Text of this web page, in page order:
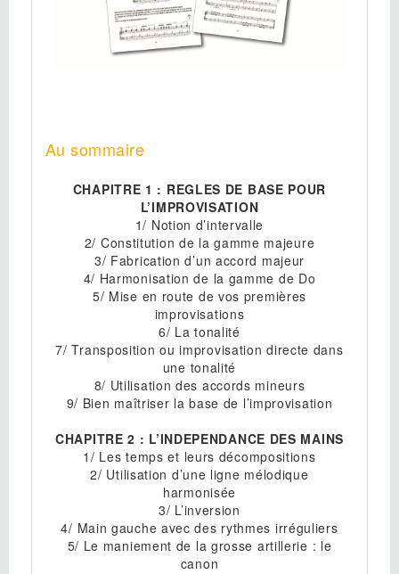
Au sommaire
CHAPITRE 1 : REGLES DE BASE POUR
L’IMPROVISATION
1/ Notion d’intervalle
2/ Constitution de la gamme majeure
3/ Fabrication d’un accord majeur
4/ Harmonisation de la gamme de Do
5/ Mise en route de vos premières
improvisations
6/ La tonalité
7/ Transposition ou improvisation directe dans
une tonalité
8/ Utilisation des accords mineurs
9/ Bien maîtriser la base de l’improvisation
CHAPITRE 2 : L’INDEPENDANCE DES MAINS
1/ Les temps et leurs décompositions
2/ Utilisation d’une ligne mélodique
harmonisée
3/ L’inversion
4/ Main gauche avec des rythmes irréguliers
5/ Le maniement de la grosse artillerie : le
canon